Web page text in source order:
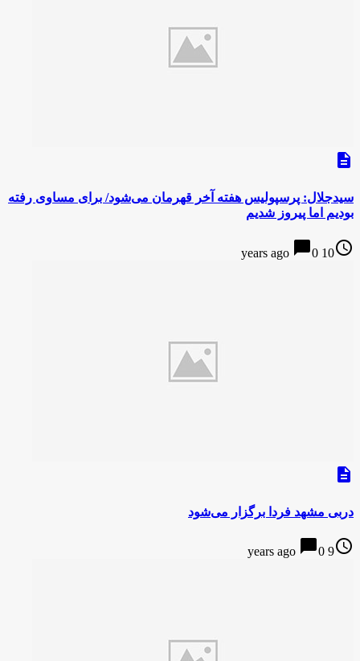
description
سیدجلال: پرسپولیس هفته آخر قهرمان می‌شود/ برای مساوی رفته
بودیم اما پیروز شدیم
access_time
10 years ago
chat_bubble0
description
دربی مشهد فردا برگزار می‌شود
access_time
9 years ago
chat_bubble0